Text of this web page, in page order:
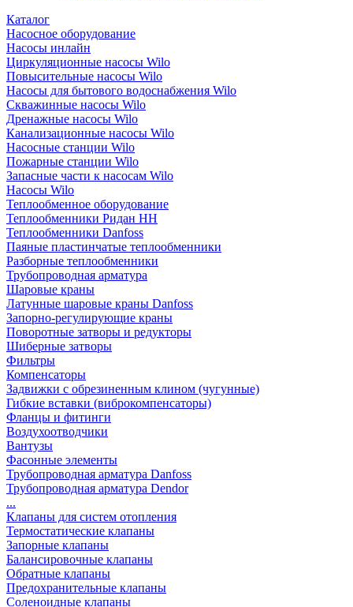
Каталог
Насосное оборудование
Насосы инлайн
Циркуляционные насосы Wilo
Повысительные насосы Wilo
Насосы для бытового водоснабжения Wilo
Скважинные насосы Wilo
Дренажные насосы Wilo
Канализационные насосы Wilo
Насосные станции Wilo
Пожарные станции Wilo
Запасные части к насосам Wilo
Насосы Wilo
Теплообменное оборудование
Теплообменники Ридан НН
Теплообменники Danfoss
Паяные пластинчатые теплообменники
Разборные теплообменники
Трубопроводная арматура
Шаровые краны
Латунные шаровые краны Danfoss
Запорно-регулирующие краны
Поворотные затворы и редукторы
Шиберные затворы
Фильтры
Компенсаторы
Задвижки с обрезиненным клином (чугунные)
Гибкие вставки (виброкомпенсаторы)
Фланцы и фитинги
Воздухоотводчики
Вантузы
Фасонные элементы
Трубопроводная арматура Danfoss
Трубопроводная арматура Dendor
...
Клапаны для систем отопления
Термостатические клапаны
Запорные клапаны
Балансировочные клапаны
Обратные клапаны
Предохранительные клапаны
Соленоидные клапаны